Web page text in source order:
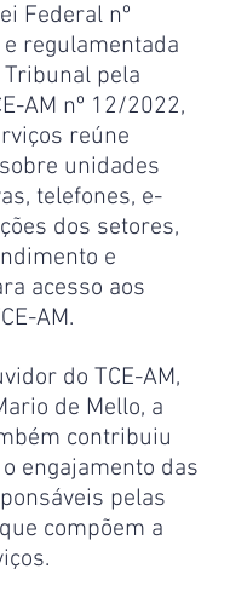
Federal nº
regulamentada
pela
AM nº 12/2022,
reúne
unidades
telefones, e-
dos setores,
e
acesso aos
AM.
do TCE-AM,
de Mello, a
contribuiu
engajamento das
pelas
compõem a